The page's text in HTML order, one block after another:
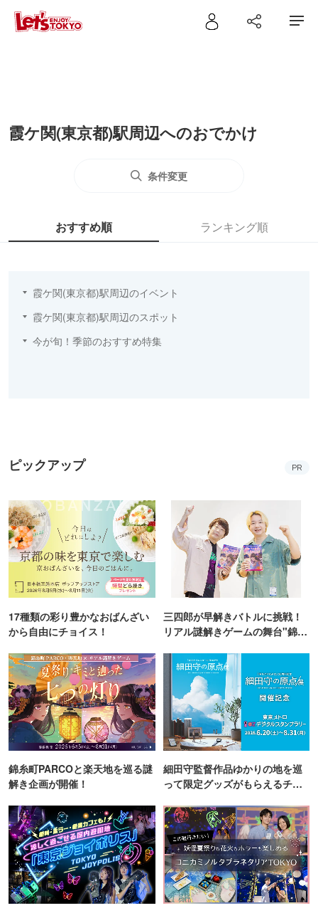
霞ケ関(東京都)駅周辺へのおでかけ
条件変更
おすすめ順 ランキング順
霞ケ関(東京都)駅周辺のイベント
霞ケ関(東京都)駅周辺のスポット
今が旬！季節のおすすめ特集
ピックアップ PR
17種類の彩り豊かなおばんざい
から自由にチョイス！
三四郎が早解きバトルに挑戦！
リアル謎解きゲームの舞台"錦糸
錦糸町PARCOと楽天地を巡る謎
解き企画が開催！
細田守監督作品ゆかりの地を巡
って限定グッズがもらえるチャ